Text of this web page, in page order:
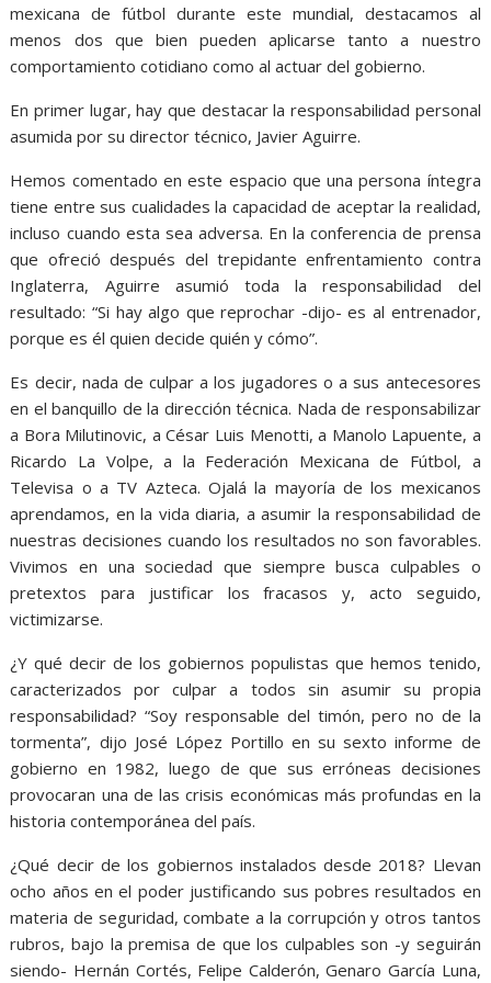
mexicana de fútbol durante este mundial, destacamos al
menos dos que bien pueden aplicarse tanto a nuestro
comportamiento cotidiano como al actuar del gobierno.
En primer lugar, hay que destacar la responsabilidad personal
asumida por su director técnico, Javier Aguirre.
Hemos comentado en este espacio que una persona íntegra
tiene entre sus cualidades la capacidad de aceptar la realidad,
incluso cuando esta sea adversa. En la conferencia de prensa
que ofreció después del trepidante enfrentamiento contra
Inglaterra, Aguirre asumió toda la responsabilidad del
resultado: “Si hay algo que reprochar -dijo- es al entrenador,
porque es él quien decide quién y cómo”.
Es decir, nada de culpar a los jugadores o a sus antecesores
en el banquillo de la dirección técnica. Nada de responsabilizar
a Bora Milutinovic, a César Luis Menotti, a Manolo Lapuente, a
Ricardo La Volpe, a la Federación Mexicana de Fútbol, a
Televisa o a TV Azteca. Ojalá la mayoría de los mexicanos
aprendamos, en la vida diaria, a asumir la responsabilidad de
nuestras decisiones cuando los resultados no son favorables.
Vivimos en una sociedad que siempre busca culpables o
pretextos para justificar los fracasos y, acto seguido,
victimizarse.
¿Y qué decir de los gobiernos populistas que hemos tenido,
caracterizados por culpar a todos sin asumir su propia
responsabilidad? “Soy responsable del timón, pero no de la
tormenta”, dijo José López Portillo en su sexto informe de
gobierno en 1982, luego de que sus erróneas decisiones
provocaran una de las crisis económicas más profundas en la
historia contemporánea del país.
¿Qué decir de los gobiernos instalados desde 2018? Llevan
ocho años en el poder justificando sus pobres resultados en
materia de seguridad, combate a la corrupción y otros tantos
rubros, bajo la premisa de que los culpables son -y seguirán
siendo- Hernán Cortés, Felipe Calderón, Genaro García Luna,